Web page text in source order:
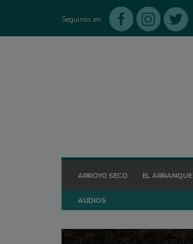
Seguinos en
ARROYO SECO EL ARRANQUE
AUDIOS